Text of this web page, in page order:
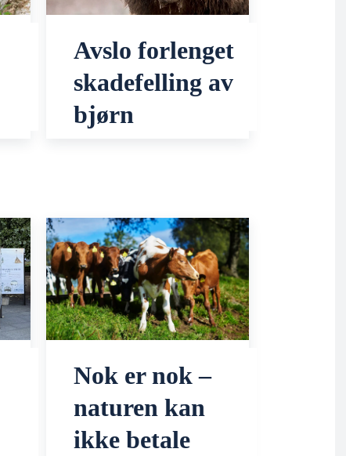
Avslo forlenget
skadefelling av
bjørn
Nok er nok –
naturen kan
ikke betale